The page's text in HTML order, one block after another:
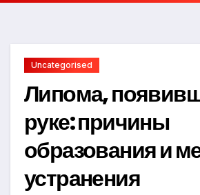
Uncategorised
Липома,
руке: причины
образования и
устранения